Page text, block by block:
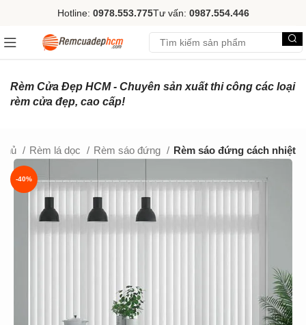
Hotline: 0978.553.775Tư vấn: 0987.554.446
Rèm Cửa Đẹp HCM - Chuyên sản xuất thi công các loại
rèm cửa đẹp, cao cấp!
Rèm lá dọc Rèm sáo đứng Rèm sáo đứng cách nhiệt
-40%